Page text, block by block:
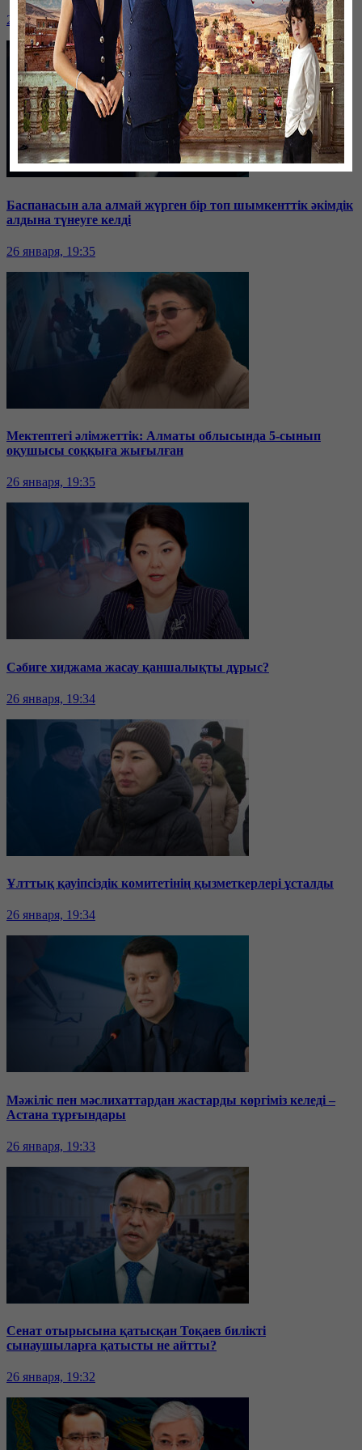
26 января, 19:36
Баспанасын ала алмай жүрген бір топ шымкенттік әкімдік
алдына түнеуге келді
26 января, 19:35
Мектептегі әлімжеттік: Алматы облысында 5-сынып
оқушысы соққыға жығылған
26 января, 19:35
Сәбиге хиджама жасау қаншалықты дұрыс?
26 января, 19:34
Ұлттық қауіпсіздік комитетінің қызметкерлері ұсталды
26 января, 19:34
Мәжіліс пен мәслихаттардан жастарды көргіміз келеді –
Астана тұрғындары
26 января, 19:33
Сенат отырысына қатысқан Тоқаев билікті
сынаушыларға қатысты не айтты?
26 января, 19:32